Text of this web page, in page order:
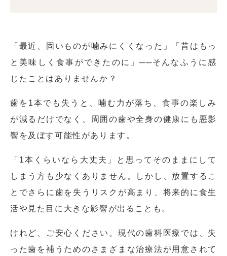
「最近、固いものが噛みにくくなった」「昔はもっ
と美味しく食事ができたのに」──そんなふうに感
じたことはありませんか？
歯を1本でも失うと、噛む力が落ち、食事の楽しみ
が減るだけでなく、周囲の歯や全身の健康にも悪影
響を及ぼす可能性があります。
「1本くらいなら大丈夫」と思ってそのままにして
しまう方も少なくありません。しかし、放置するこ
とでさらに歯を失うリスクが高まり、将来的に食生
活や見た目に大きな影響が出ることも。
けれど、ご安心ください。現代の歯科医療では、失
った歯を補うためのさまざまな治療法が用意されて